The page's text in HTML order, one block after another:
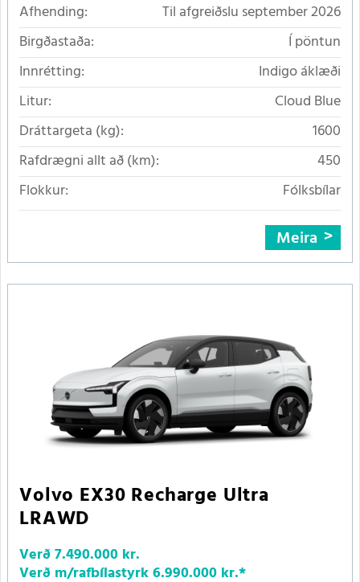
Afhending:
Til afgreiðslu september 2026
Birgðastaða:
Í pöntun
Innrétting:
Indigo áklæði
Litur:
Cloud Blue
Dráttargeta (kg):
1600
Rafdrægni allt að (km):
450
Flokkur:
Fólksbílar
Meira
Volvo EX30 Recharge Ultra
LRAWD
Verð7.490.000 kr.
Verð m/rafbílastyrk6.990.000 kr.*